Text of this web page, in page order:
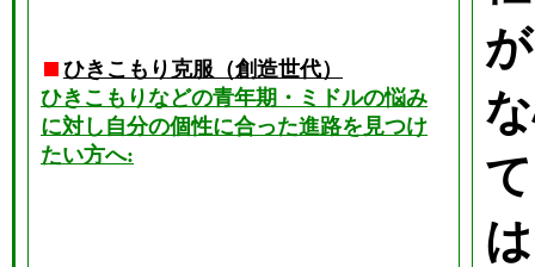
ひきこもり克服（創造世代）
ひきこもりなどの青年期・ミドルの悩み
に対し自分の個性に合った進路を見つけ
たい方へ: